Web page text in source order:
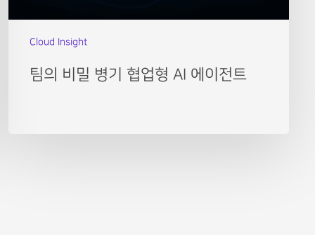
Cloud Insight
팀의 비밀 병기 협업형 AI 에이전트